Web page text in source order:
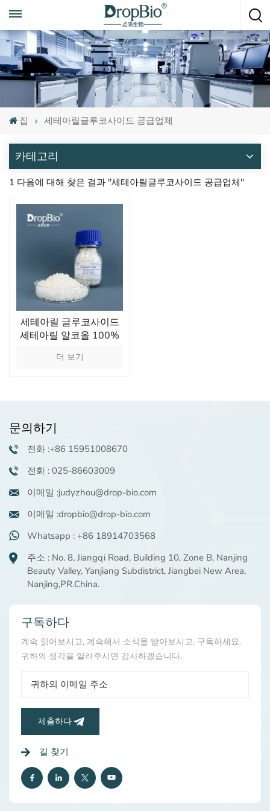
언제든지 전화하세요
+86 15951008670
집 세테아릴글루코사이드 공급업체
카테고리
1 다음에 대해 찾은 결과 "세테아릴글루코사이드 공급업체"
세테아릴 글루코사이드
세테아릴 알코올 100%
모스 인증 유화제
더 보기
문의하기
전화 :+86 15951008670
전화 : 025-86603009
이메일 :judyzhou@drop-bio.com
이메일 :dropbio@drop-bio.com
Whatsapp : +86 18914703568
주소 : No. 8, Jiangqi Road, Building 10, Zone B, Nanjing
Beauty Valley, Yanjiang Subdistrict, Jiangbei New Area,
Nanjing,PR.China.
구독하다
계속 읽어보시고, 계속해서 소식을 받아보시고, 구독하세요.
귀하의 생각을 알려주시면 감사하겠습니다.
제출하다
길 찾기